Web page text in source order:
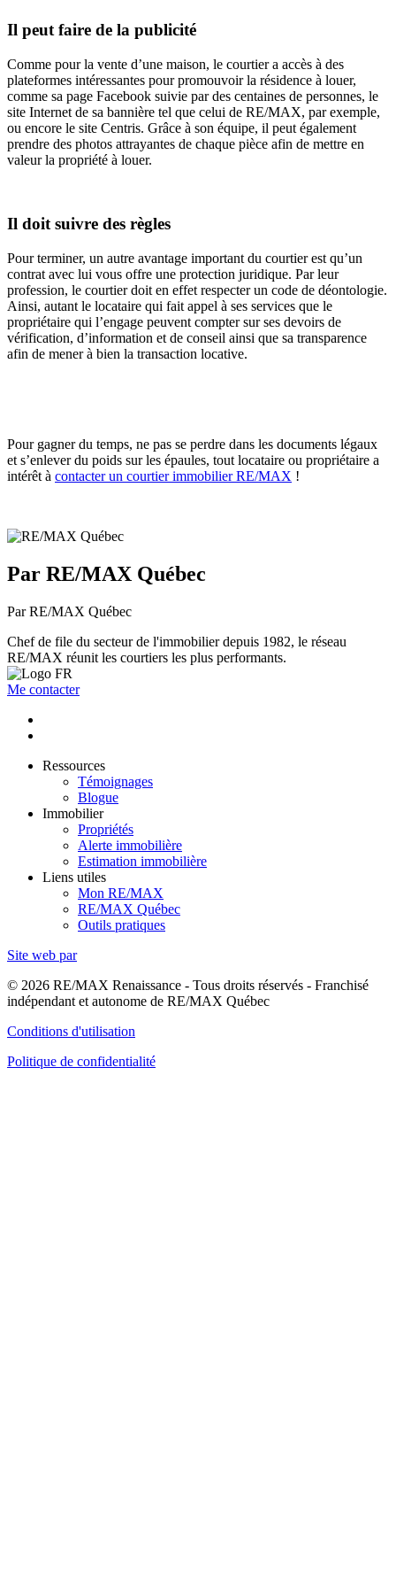
Il peut faire de la publicité
Comme pour la vente d’une maison, le courtier a accès à des
plateformes intéressantes pour promouvoir la résidence à louer,
comme sa page Facebook suivie par des centaines de personnes, le
site Internet de sa bannière tel que celui de RE/MAX, par exemple,
ou encore le site Centris. Grâce à son équipe, il peut également
prendre des photos attrayantes de chaque pièce afin de mettre en
valeur la propriété à louer.
Il doit suivre des règles
Pour terminer, un autre avantage important du courtier est qu’un
contrat avec lui vous offre une protection juridique. Par leur
profession, le courtier doit en effet respecter un code de déontologie.
Ainsi, autant le locataire qui fait appel à ses services que le
propriétaire qui l’engage peuvent compter sur ses devoirs de
vérification, d’information et de conseil ainsi que sa transparence
afin de mener à bien la transaction locative.
Pour gagner du temps, ne pas se perdre dans les documents légaux
et s’enlever du poids sur les épaules, tout locataire ou propriétaire a
intérêt à contacter un courtier immobilier RE/MAX !
Par RE/MAX Québec
Par RE/MAX Québec
Chef de file du secteur de l'immobilier depuis 1982, le réseau
RE/MAX réunit les courtiers les plus performants.
Me contacter
Ressources
Témoignages
Blogue
Immobilier
Propriétés
Alerte immobilière
Estimation immobilière
Liens utiles
Mon RE/MAX
RE/MAX Québec
Outils pratiques
Site web par
© 2026 RE/MAX Renaissance - Tous droits réservés - Franchisé
indépendant et autonome de RE/MAX Québec
Conditions d'utilisation
Politique de confidentialité